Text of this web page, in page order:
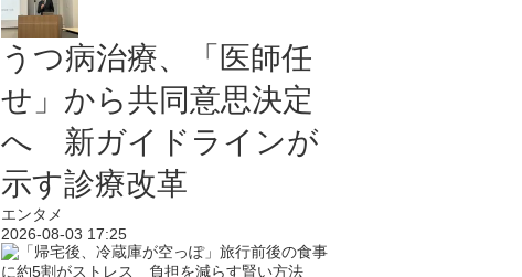
うつ病治療、「医師任
せ」から共同意思決定
へ 新ガイドラインが
示す診療改革
エンタメ
2026-08-03 17:25